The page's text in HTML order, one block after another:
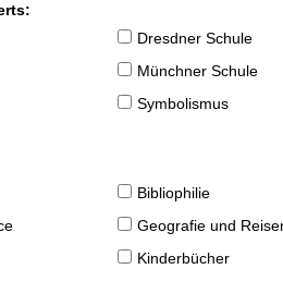
Dresdner Schule
Münchner Schule
Symbolismus
Bibliophilie
Geografie und
Kinderbücher